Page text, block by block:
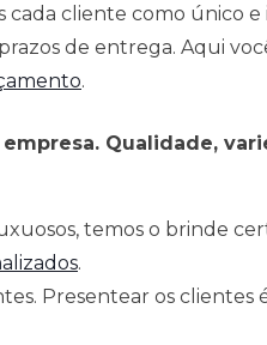
cliente como único e
de entrega. Aqui
.
Qualidade,
temos o brinde
.
Presentear os